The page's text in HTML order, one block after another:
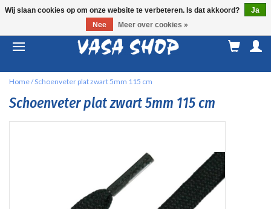
Home/Schoenveter plat zwart 5mm 115 cm
Schoenveter plat zwart 5mm 115 cm
Wij slaan cookies op om onze website te verbeteren. Is dat akkoord?
Ja
Nee
Meer over cookies »